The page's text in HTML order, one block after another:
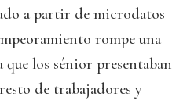
a partir de microdatos
rompe una
los sénior presentaban
de trabajadores y